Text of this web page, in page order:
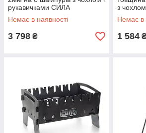
рукавичками СИЛА
Немає в наявності
3 798 ₴
з
СИЛА
Немає в
1 584